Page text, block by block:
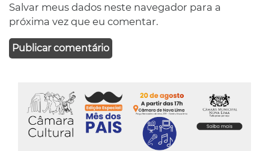
Salvar meus dados neste navegador para a
próxima vez que eu comentar.